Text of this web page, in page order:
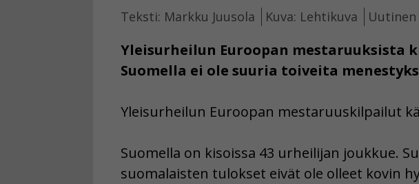
Teksti: Markku Juusola Kuva: Lehtikuva Uutinen
Yleisurheilun Euroopan
Suomella ei ole suuria toiveita
Yleisurheilun Euroopan mestaruuskilpailut
Suomella on kisoissa 43 urheilijan joukkue.
suomalaisten tulokset eivät ole olleet kovin